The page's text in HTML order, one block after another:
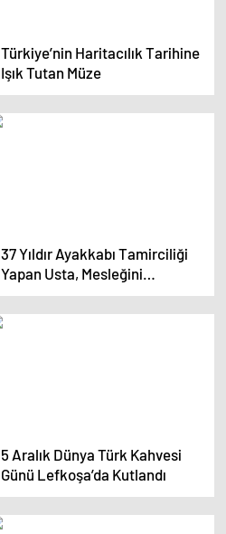
Türkiye’nin Haritacılık Tarihine
Işık Tutan Müze
37 Yıldır Ayakkabı Tamirciliği
Yapan Usta, Mesleğini
Çocuklarına Devrediyor
5 Aralık Dünya Türk Kahvesi
Günü Lefkoşa’da Kutlandı